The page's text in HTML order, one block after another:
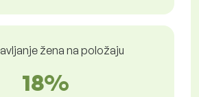
žena na položaju
18%